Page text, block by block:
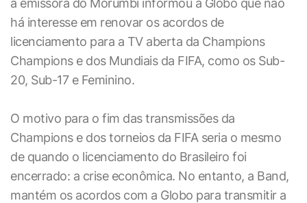
a emissora do Morumbi informou à Globo que não
há interesse em renovar os acordos de
licenciamento para a TV aberta da Champions
Champions e dos Mundiais da FIFA, como os Sub-
20, Sub-17 e Feminino.
O motivo para o fim das transmissões da
Champions e dos torneios da FIFA seria o mesmo
de quando o licenciamento do Brasileiro foi
encerrado: a crise econômica. No entanto, a Band,
mantém os acordos com a Globo para transmitir a